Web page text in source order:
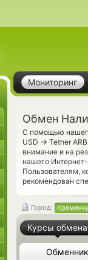
Мониторинг
Обмен
С помощью
USD → Tether
внимание и на
нашего
Пользователям,
рекомендован
Город:
Курсы обмена
Обменник